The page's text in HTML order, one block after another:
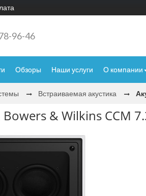
96-46
Обзоры Наши услуги О компании
Встраиваемая акустика
Bowers & Wilkins CCM